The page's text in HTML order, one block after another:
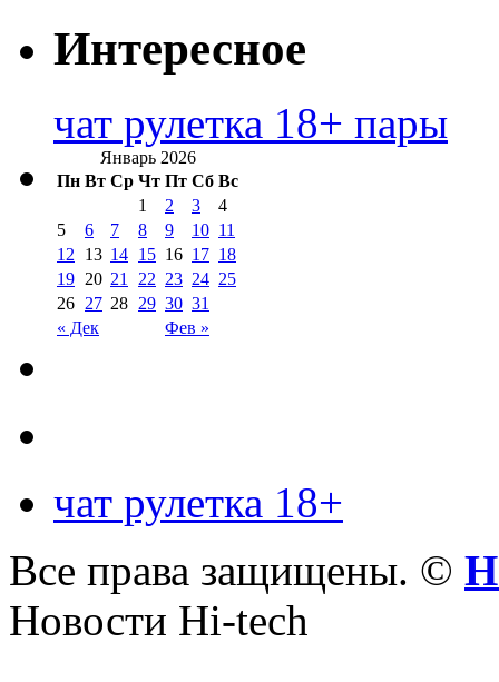
Интересное
чат рулетка 18+ пары
Январь 2026
Пн Вт Ср Чт Пт Сб Вс
« Дек Фев »
1 2 3
4
5
6 7 8 9 10 11
12
13 14 15 16 17 18
19 20 21 22 23 24 25
26 27 28 29 30 31
чат рулетка 18+
Все права защищены. ©
Новости Hi-tech